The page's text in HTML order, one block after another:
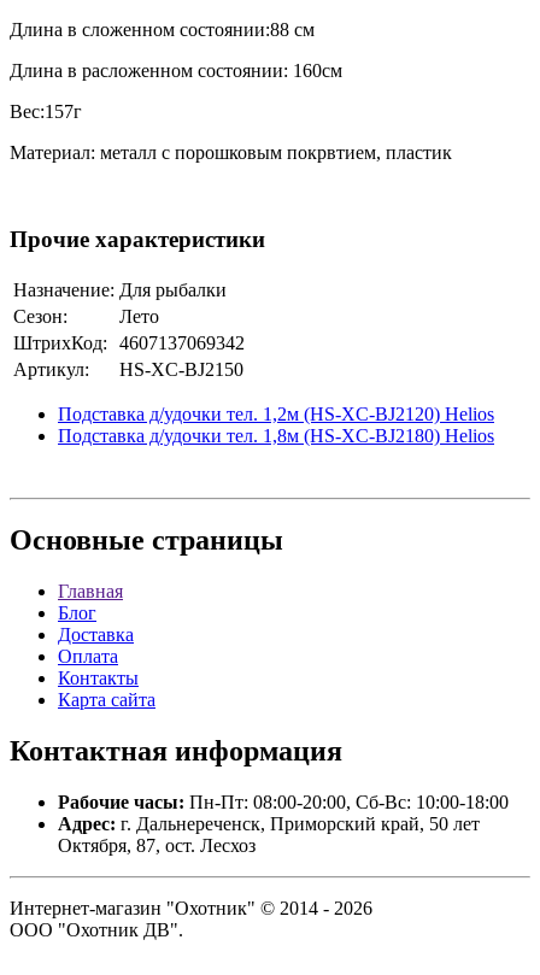
Длина в сложенном состоянии:88 см
Длина в расложенном состоянии: 160см
Вес:157г
Материал: металл с порошковым покрвтием, пластик
Прочие характеристики
Назначение: Для рыбалки
Сезон:
Лето
ШтрихКод:
4607137069342
Артикул:
HS-XC-BJ2150
Подставка д/удочки тел. 1,2м (HS-XC-BJ2120) Helios
Подставка д/удочки тел. 1,8м (HS-XC-BJ2180) Helios
Основные страницы
Главная
Блог
Доставка
Оплата
Контакты
Карта сайта
Контактная информация
Рабочие часы: Пн-Пт: 08:00-20:00, Сб-Вс: 10:00-18:00
Адрес: г. Дальнереченск, Приморский край, 50 лет
Октября, 87, ост. Лесхоз
Интернет-магазин "Охотник" © 2014 - 2026
ООО "Охотник ДВ".